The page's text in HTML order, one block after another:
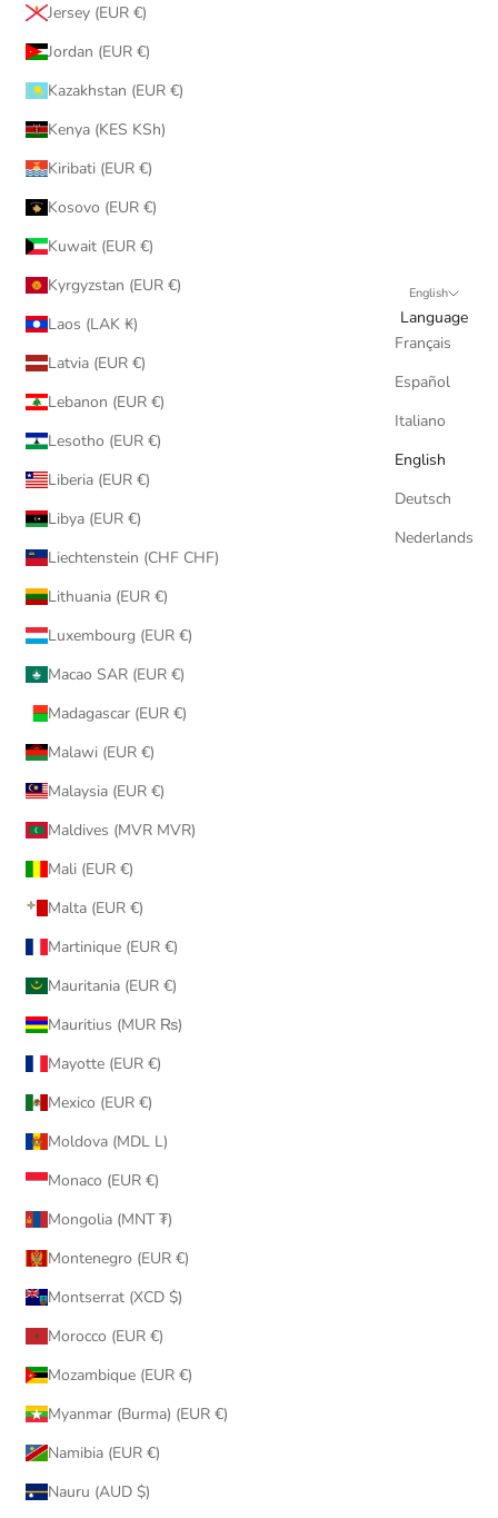
Jersey (EUR €)
Jordan (EUR €)
Kazakhstan (EUR €)
Kenya (KES KSh)
Kiribati (EUR €)
Kosovo (EUR €)
Kuwait (EUR €)
Kyrgyzstan (EUR €)
Laos (LAK ₭)
Latvia (EUR €)
Lebanon (EUR €)
Lesotho (EUR €)
Liberia (EUR €)
Libya (EUR €)
Liechtenstein (CHF CHF)
Lithuania (EUR €)
Luxembourg (EUR €)
Macao SAR (EUR €)
Madagascar (EUR €)
Malawi (EUR €)
Malaysia (EUR €)
Maldives (MVR MVR)
Mali (EUR €)
Malta (EUR €)
Martinique (EUR €)
Mauritania (EUR €)
Mauritius (MUR ₨)
Mayotte (EUR €)
Mexico (EUR €)
Moldova (MDL L)
Monaco (EUR €)
Mongolia (MNT ₮)
Montenegro (EUR €)
Montserrat (XCD $)
Morocco (EUR €)
Mozambique (EUR €)
Myanmar (Burma) (EUR €)
Namibia (EUR €)
Nauru (AUD $)
English
Language
Français
Español
Italiano
English
Deutsch
Nederlands